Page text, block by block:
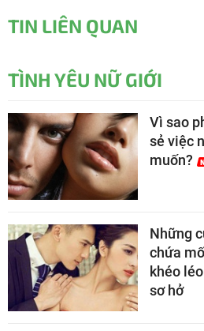
TIN LIÊN QUAN
TÌNH YÊU NỮ GIỚI
Vì sao
sẻ việc
muốn?
Những
chứa
khéo
sơ hở